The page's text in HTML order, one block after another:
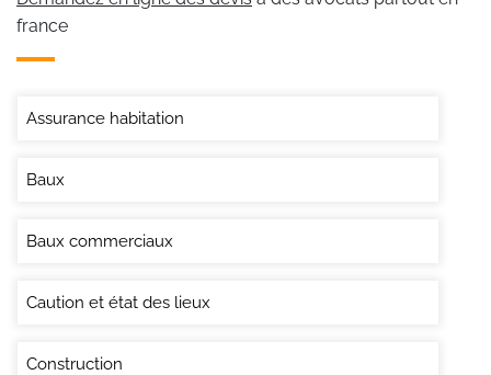
france
Assurance habitation
Baux
Baux commerciaux
Caution et état des lieux
Construction